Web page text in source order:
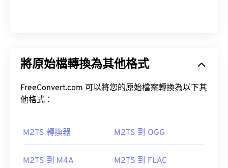
將原始檔轉換為其他格式
FreeConvert.com 可以將您的原始檔案轉換為以下其
他格式：
M2TS 轉換器 M2TS 到 OGG
M2TS 到 M4A M2TS 到 FLAC